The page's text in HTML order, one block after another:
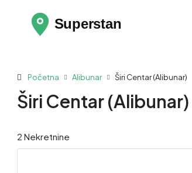
Početna Alibunar Širi Centar (Alibunar)
Širi Centar (Alibunar)
2 Nekretnine